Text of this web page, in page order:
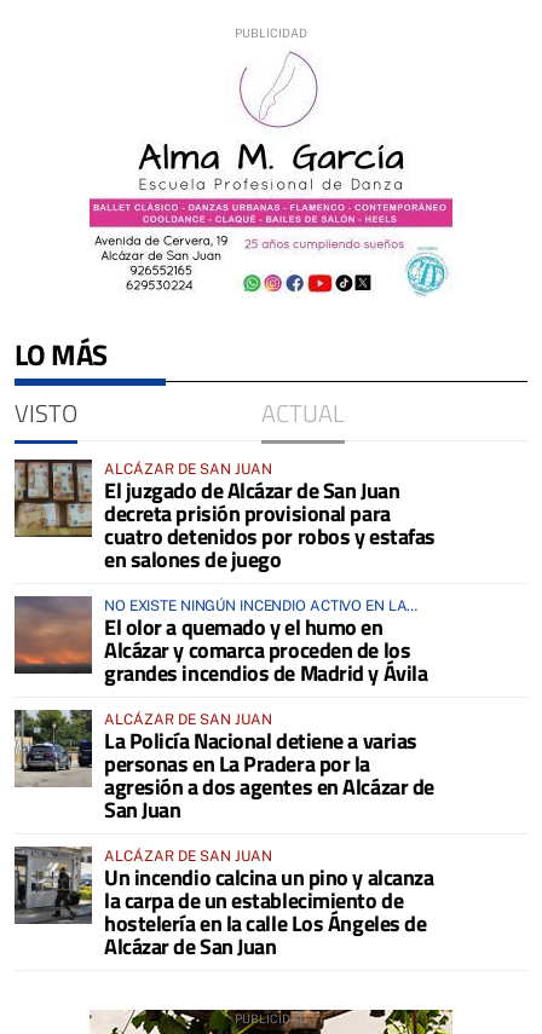
LO MÁS
VISTO ACTUAL
ALCÁZAR DE SAN JUAN
El juzgado de Alcázar de San Juan
decreta prisión provisional para
cuatro detenidos por robos y estafas
en salones de juego
NO EXISTE NINGÚN INCENDIO ACTIVO EN LA
COMARCA
El olor a quemado y el humo en
Alcázar y comarca proceden de los
grandes incendios de Madrid y Ávila
ALCÁZAR DE SAN JUAN
La Policía Nacional detiene a varias
personas en La Pradera por la
agresión a dos agentes en Alcázar de
San Juan
ALCÁZAR DE SAN JUAN
Un incendio calcina un pino y alcanza
la carpa de un establecimiento de
hostelería en la calle Los Ángeles de
Alcázar de San Juan